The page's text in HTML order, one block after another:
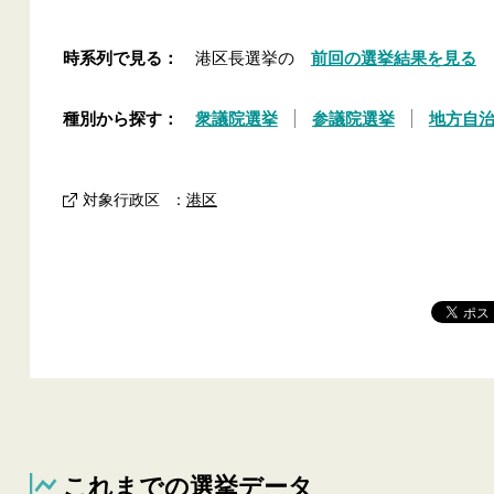
時系列で見る： 港区長選挙の 前回の選挙結果を見る
種別から探す： 衆議院選挙 参議院選挙 地方自
対象行政区 ： 港区
これまでの選挙データ